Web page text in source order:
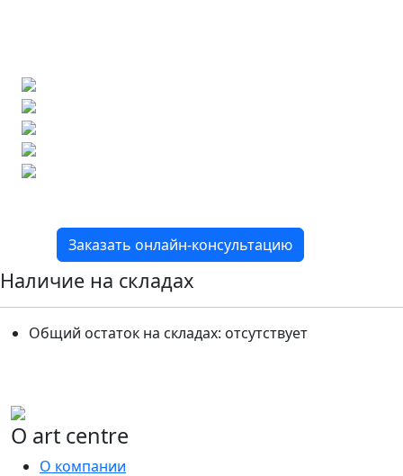
Заказать онлайн-консультацию
Наличие на складах
Общий остаток на складах: отсутствует
О art centre
О компании